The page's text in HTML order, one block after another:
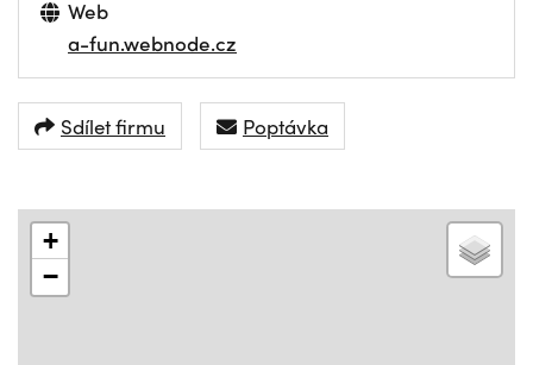
Web
a-fun.webnode.cz
Sdílet firmu Poptávka
+
−